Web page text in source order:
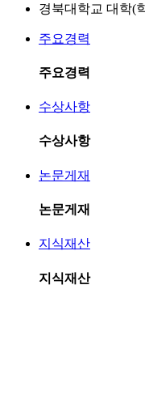
경북대학교 대학(
주요경력
주요경력
수상사항
수상사항
논문게재
논문게재
지식재산
지식재산